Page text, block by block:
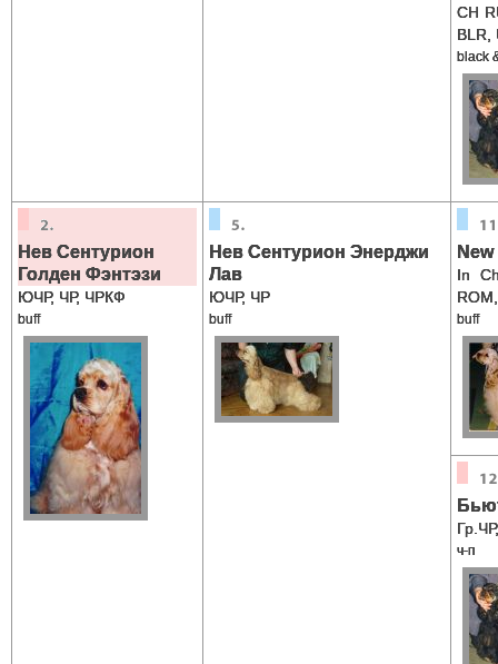
CH
BLR,
black
Нев Сентурион
Голден Фэнтэзи
ЮЧР, ЧР, ЧРКФ
buff
Нев Сентурион Энерджи
Лав
ЮЧР, ЧР
buff
In
buff
ч-п